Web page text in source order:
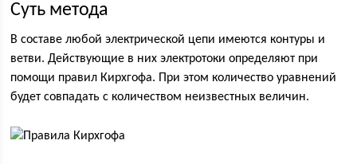
Суть метода
В составе любой электрической цепи имеются контуры и
ветви. Действующие в них электротоки определяют при
помощи правил Кирхгофа. При этом количество уравнений
будет совпадать с количеством неизвестных величин.